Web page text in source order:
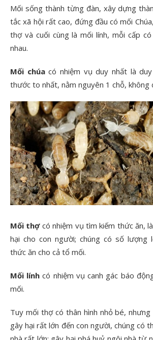
Mối sống thành từng đàn, xây dựng
tắc xã hội rất cao, đứng đầu có mối
thợ và cuối cùng là mối lính, mỗi cấp
nhau.
Mối chúacó nhiệm vụ duy nhất là
thước to nhất, nằm nguyên 1 chỗ, không
Mối thợcó nhiệm vụ tìm kiếm thức ăn,
hại cho con người; chúng có số lượng
thức ăn cho cả tổ mối.
Mối lính có nhiệm vụ canh gác báo
mối.
Tuy mối thợ có thân hình nhỏ bé, nhưng
gây hại rất lớn đến con người, chúng có